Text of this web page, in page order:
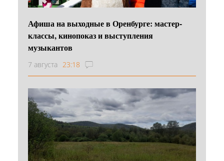
Афиша на выходные в Оренбурге: мастер-
классы, кинопоказ и выступления
музыкантов
7 августа 23:18